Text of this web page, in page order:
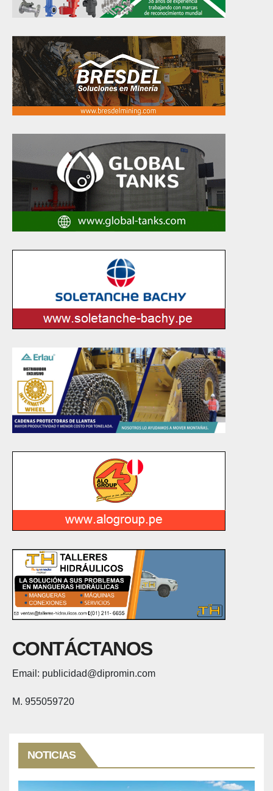
CONTÁCTANOS
Email: publicidad@dipromin.com
M. 955059720
NOTICIAS